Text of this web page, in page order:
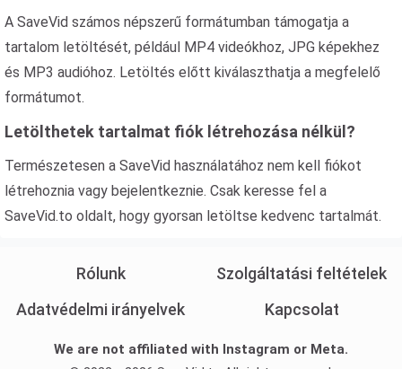
A SaveVid számos népszerű formátumban támogatja a
tartalom letöltését, például MP4 videókhoz, JPG képekhez
és MP3 audióhoz. Letöltés előtt kiválaszthatja a megfelelő
formátumot.
Letölthetek tartalmat fiók létrehozása nélkül?
Természetesen a SaveVid használatához nem kell fiókot
létrehoznia vagy bejelentkeznie. Csak keresse fel a
SaveVid.to oldalt, hogy gyorsan letöltse kedvenc tartalmát.
Rólunk
Szolgáltatási feltételek
Adatvédelmi irányelvek
Kapcsolat
We are not affiliated with Instagram or Meta.